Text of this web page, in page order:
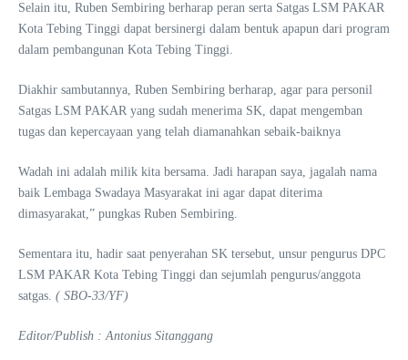
Selain itu, Ruben Sembiring berharap peran serta Satgas LSM PAKAR
Kota Tebing Tinggi dapat bersinergi dalam bentuk apapun dari program
dalam pembangunan Kota Tebing Tinggi.
Diakhir sambutannya, Ruben Sembiring berharap, agar para personil
Satgas LSM PAKAR yang sudah menerima SK, dapat mengemban
tugas dan kepercayaan yang telah diamanahkan sebaik-baiknya
Wadah ini adalah milik kita bersama. Jadi harapan saya, jagalah nama
baik Lembaga Swadaya Masyarakat ini agar dapat diterima
dimasyarakat,” pungkas Ruben Sembiring.
Sementara itu, hadir saat penyerahan SK tersebut, unsur pengurus DPC
LSM PAKAR Kota Tebing Tinggi dan sejumlah pengurus/anggota
satgas. ( SBO-33/YF)
Editor/Publish : Antonius Sitanggang